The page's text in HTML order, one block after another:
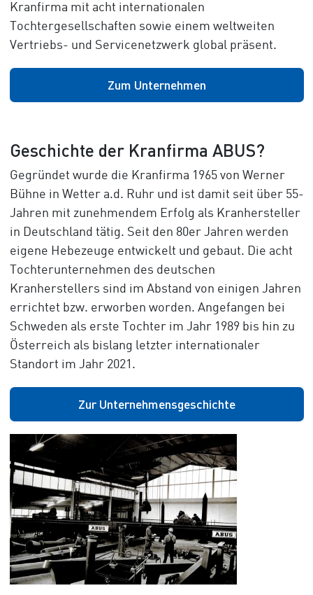
Kranfirma mit acht internationalen
Tochtergesellschaften sowie einem weltweiten
Vertriebs- und Servicenetzwerk global präsent.
Zum Unternehmen
Geschichte der Kranfirma ABUS?
Gegründet wurde die Kranfirma 1965 von Werner
Bühne in Wetter a.d. Ruhr und ist damit seit über 55-
Jahren mit zunehmendem Erfolg als Kranhersteller
in Deutschland tätig. Seit den 80er Jahren werden
eigene Hebezeuge entwickelt und gebaut. Die acht
Tochterunternehmen des deutschen
Kranherstellers sind im Abstand von einigen Jahren
errichtet bzw. erworben worden. Angefangen bei
Schweden als erste Tochter im Jahr 1989 bis hin zu
Österreich als bislang letzter internationaler
Standort im Jahr 2021.
Zur Unternehmensgeschichte